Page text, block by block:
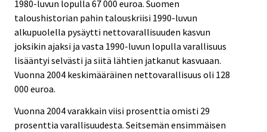
1980-luvun lopulla 67 000 euroa. Suomen
taloushistorian pahin talouskriisi 1990-luvun
alkupuolella pysäytti nettovarallisuuden kasvun
joksikin ajaksi ja vasta 1990-luvun lopulla varallisuus
lisääntyi selvästi ja siitä lähtien jatkanut kasvuaan.
Vuonna 2004 keskimääräinen nettovarallisuus oli 128
000 euroa.
Vuonna 2004 varakkain viisi prosenttia omisti 29
prosenttia varallisuudesta. Seitsemän ensimmäisen